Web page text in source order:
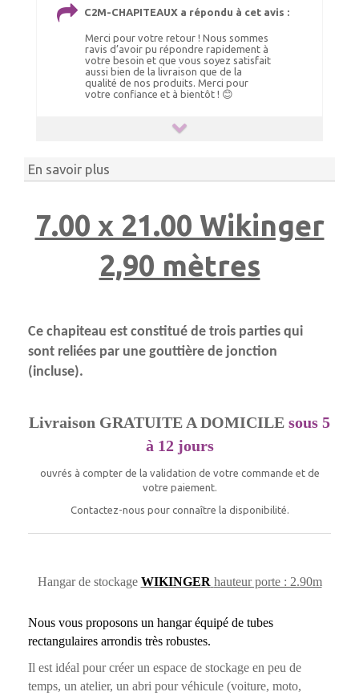
C2M-CHAPITEAUX a répondu à cet avis :
Merci pour votre retour ! Nous sommes
ravis d’avoir pu répondre rapidement à
votre besoin et que vous soyez satisfait
aussi bien de la livraison que de la
qualité de nos produits. Merci pour
votre confiance et à bientôt ! 😊
En savoir plus
7.00 x 21.00 Wikinger
2,90 mètres
Ce chapiteau est constitué de trois parties qui
sont reliées par une gouttière de jonction
(incluse).
Livraison GRATUITE A DOMICILE sous 5
à 12 jours
ouvrés à compter de la validation de votre commande et de
votre paiement.
Contactez-nous pour connaître la disponibilité.
Hangar de stockage WIKINGER hauteur porte : 2.90m
Nous vous proposons un hangar équipé de tubes
rectangulaires arrondis très robustes.
Il est idéal pour créer un espace de stockage en peu de
temps, un atelier, un abri pour véhicule (voiture, moto,